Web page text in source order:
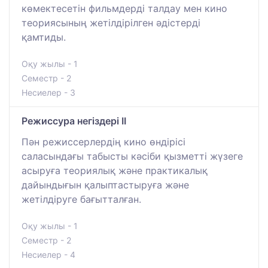
көмектесетін фильмдерді талдау мен кино
теориясының жетілдірілген әдістерді
қамтиды.
Оқу жылы - 1
Семестр - 2
Несиелер - 3
Режиссура негіздері II
Пән режиссерлердің кино өндірісі
саласындағы табысты кәсіби қызметті жүзеге
асыруға теориялық және практикалық
дайындығын қалыптастыруға және
жетілдіруге бағытталған.
Оқу жылы - 1
Семестр - 2
Несиелер - 4